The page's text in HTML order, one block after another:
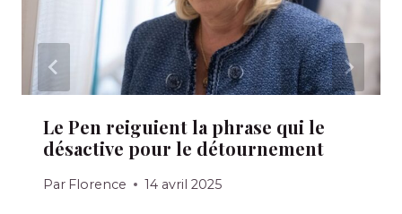
Le Pen reiguient la phrase qui le
désactive pour le détournement
Par Florence 14 avril 2025